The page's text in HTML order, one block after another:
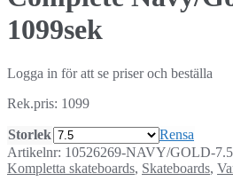
1099sek
Logga in för att se priser och beställa
Rek.pris: 1099
Storlek
Rensa
Artikelnr: 10526269-NAVY/GOLD-7.5
Kompletta skateboards, Skateboards,